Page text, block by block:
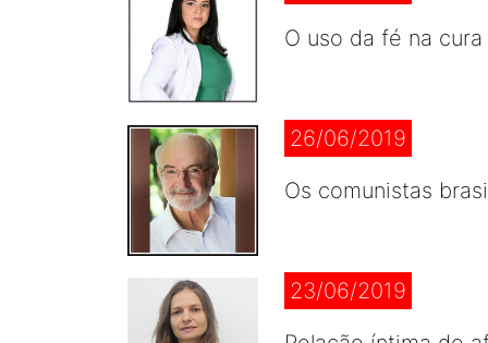
O uso da fé na
26/06/2019
Os comunistas
23/06/2019